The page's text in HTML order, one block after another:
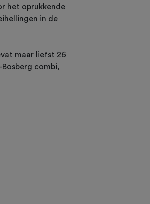
het oprukkende
in de
maar liefst 26
combi,